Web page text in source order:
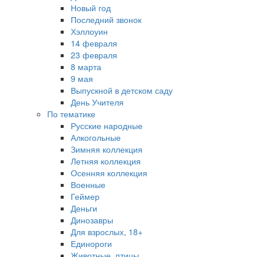
Новый год
Последний звонок
Хэллоуин
14 февраля
23 февраля
8 марта
9 мая
Выпускной в детском саду
День Учителя
По тематике
Русские народные
Алкогольные
Зимняя коллекция
Летняя коллекция
Осенняя коллекция
Военные
Геймер
Деньги
Динозавры
Для взрослых, 18+
Единороги